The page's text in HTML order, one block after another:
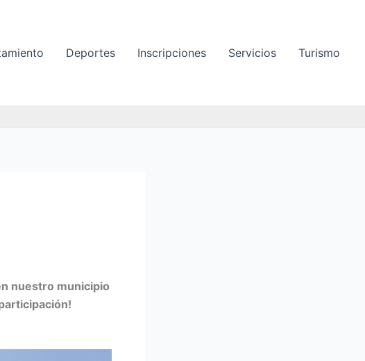
Deportes Inscripciones Servicios Turismo
nuestro municipio